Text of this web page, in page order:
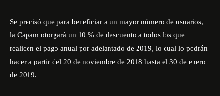
Se precisó que para beneficiar a un mayor número de usuarios,
la Capam otorgará un 10 % de descuento a todos los que
realicen el pago anual por adelantado de 2019, lo cual lo podrán
hacer a partir del 20 de noviembre de 2018 hasta el 30 de enero
de 2019.